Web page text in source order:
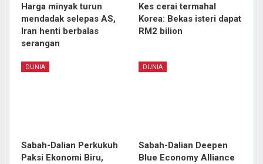
Harga minyak turun
mendadak selepas AS,
Iran henti berbalas
serangan
Kes cerai termahal
Korea: Bekas isteri dapat
RM2 bilion
DUNIA
Sabah-Dalian Perkukuh
Paksi Ekonomi Biru,
DUNIA
Sabah-Dalian Deepen
Blue Economy Alliance